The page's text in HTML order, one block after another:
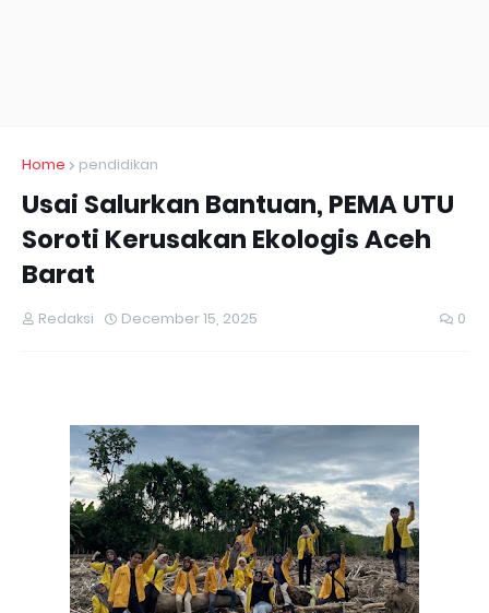
Home pendidikan
Usai Salurkan Bantuan, PEMA UTU
Soroti Kerusakan Ekologis Aceh
Barat
Redaksi December 15, 2025 0